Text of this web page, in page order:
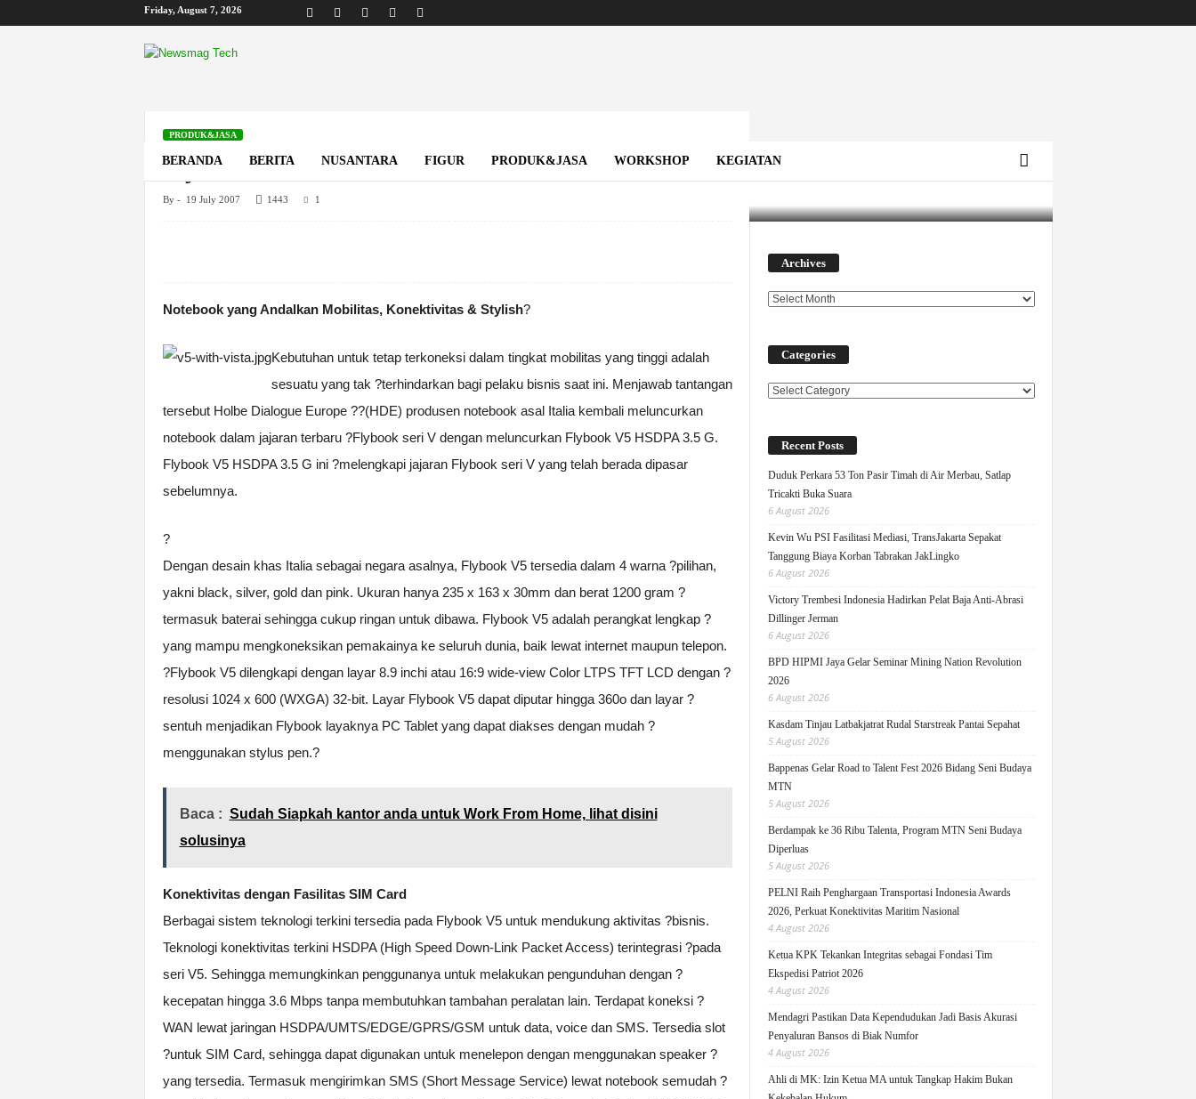
Friday, August 7, 2026
B
i
BERANDA
BERITA NUSANTARA FIGUR PRODUK&JASA WORKSHOP KEGIATAN
Home Produk&Jasa Flybook V5 HSDPA?
PRODUK&JASA
Flybook V5 HSDPA?
By - 19 July 2007 1443 1
Notebook yang Andalkan Mobilitas, Konektivitas & Stylish?
Kebutuhan untuk tetap terkoneksi dalam tingkat mobilitas yang tinggi adalah
sesuatu yang tak ?terhindarkan bagi pelaku bisnis saat ini. Menjawab tantangan
tersebut Holbe Dialogue Europe ??(HDE) produsen notebook asal Italia kembali meluncurkan
notebook dalam jajaran terbaru ?Flybook seri V dengan meluncurkan Flybook V5 HSDPA 3.5 G.
Flybook V5 HSDPA 3.5 G ini ?melengkapi jajaran Flybook seri V yang telah berada dipasar
sebelumnya.
?
Dengan desain khas Italia sebagai negara asalnya, Flybook V5 tersedia dalam 4 warna ?pilihan,
yakni black, silver, gold dan pink. Ukuran hanya 235 x 163 x 30mm dan berat 1200 gram ?
termasuk baterai sehingga cukup ringan untuk dibawa. Flybook V5 adalah perangkat lengkap ?
yang mampu mengkoneksikan pemakainya ke seluruh dunia, baik lewat internet maupun telepon.
?Flybook V5 dilengkapi dengan layar 8.9 inchi atau 16:9 wide-view Color LTPS TFT LCD dengan ?
resolusi 1024 x 600 (WXGA) 32-bit. Layar Flybook V5 dapat diputar hingga 360o dan layar ?
sentuh menjadikan Flybook layaknya PC Tablet yang dapat diakses dengan mudah ?
menggunakan stylus pen.?
Baca : Sudah Siapkah kantor anda untuk Work From Home, lihat disini
solusinya
Konektivitas dengan Fasilitas SIM Card
Berbagai sistem teknologi terkini tersedia pada Flybook V5 untuk mendukung aktivitas ?bisnis.
Teknologi konektivitas terkini HSDPA (High Speed Down-Link Packet Access) terintegrasi ?pada
seri V5. Sehingga memungkinkan penggunanya untuk melakukan pengunduhan dengan ?
kecepatan hingga 3.6 Mbps tanpa membutuhkan tambahan peralatan lain. Terdapat koneksi ?
WAN lewat jaringan HSDPA/UMTS/EDGE/GPRS/GSM untuk data, voice dan SMS. Tersedia slot
?untuk SIM Card, sehingga dapat digunakan untuk menelepon dengan menggunakan speaker ?
yang tersedia. Termasuk mengirimkan SMS (Short Message Service) lewat notebook semudah ?
Archives
Categories
Categories
Recent Posts
Duduk Perkara 53 Ton Pasir Timah di Air Merbau, Satlap
Tricakti Buka Suara
6 August 2026
Kevin Wu PSI Fasilitasi Mediasi, TransJakarta Sepakat
Tanggung Biaya Korban Tabrakan JakLingko
6 August 2026
Victory Trembesi Indonesia Hadirkan Pelat Baja Anti-Abrasi
Dillinger Jerman
6 August 2026
BPD HIPMI Jaya Gelar Seminar Mining Nation Revolution
2026
6 August 2026
Kasdam Tinjau Latbakjatrat Rudal Starstreak Pantai Sepahat
5 August 2026
Bappenas Gelar Road to Talent Fest 2026 Bidang Seni Budaya
MTN
5 August 2026
Berdampak ke 36 Ribu Talenta, Program MTN Seni Budaya
Diperluas
5 August 2026
PELNI Raih Penghargaan Transportasi Indonesia Awards
2026, Perkuat Konektivitas Maritim Nasional
4 August 2026
Ketua KPK Tekankan Integritas sebagai Fondasi Tim
Ekspedisi Patriot 2026
4 August 2026
Mendagri Pastikan Data Kependudukan Jadi Basis Akurasi
Penyaluran Bansos di Biak Numfor
4 August 2026
Ahli di MK: Izin Ketua MA untuk Tangkap Hakim Bukan